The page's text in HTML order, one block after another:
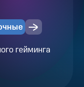
гейминга